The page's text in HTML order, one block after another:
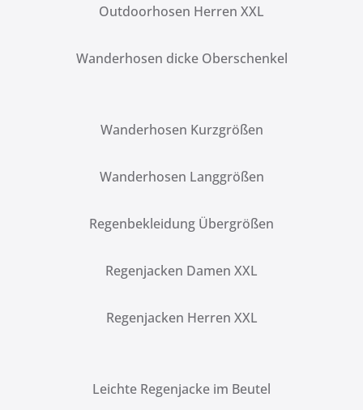
Outdoorhosen Herren XXL
Wanderhosen dicke Oberschenkel
Wanderhosen Kurzgrößen
Wanderhosen Langgrößen
Regenbekleidung Übergrößen
Regenjacken Damen XXL
Regenjacken Herren XXL
Leichte Regenjacke im Beutel